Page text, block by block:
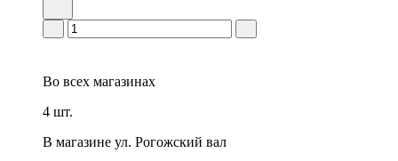
Во всех магазинах
4 шт.
В магазине ул. Рогожский вал